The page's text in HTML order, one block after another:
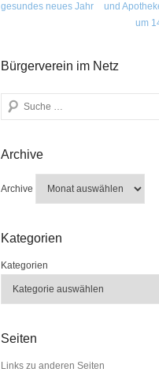
gesundes neues Jahr
und
um
Bürgerverein im Netz
Search
Archive
Archive
Kategorien
Kategorien
Seiten
Links zu anderen Seiten